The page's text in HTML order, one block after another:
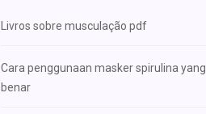
Livros sobre musculação pdf
Cara penggunaan masker spirulina yang
benar